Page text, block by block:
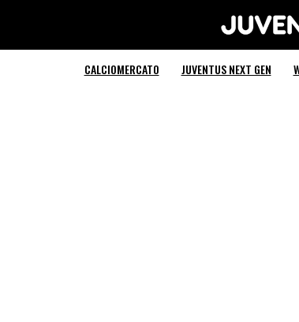
CALCIOMERCATO JUVENTUS NEXT GEN